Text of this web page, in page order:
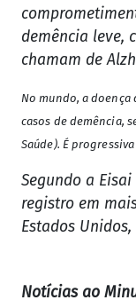
demência leve,
chamam de
No mundo, a doença
casos de demência,
Saúde). É
Segundo a
registro em
Estados
Notícias ao